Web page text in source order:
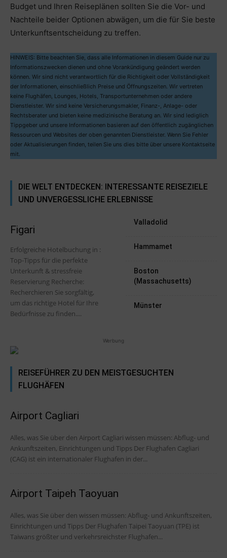
Budget und Ihren Reiseplänen sollten Sie die Vor- und
Nachteile beider Optionen abwägen, um die für Sie beste
Unterkunftsentscheidung zu treffen.
HINWEIS: Bitte beachten Sie, dass alle Informationen in diesem Guide nur zu
Informationszwecken dienen und ohne Vorankündigung geändert werden
können. Wir sind nicht verantwortlich für die Richtigkeit oder Vollständigkeit
der Informationen, einschließlich Preise und Öffnungszeiten. Wir vertreten
keine Flughäfen, Lounges, Hotels, Transportunternehmen oder andere
Dienstleister. Wir sind keine Versicherungsmakler, Finanz-, Anlage- oder
Rechtsberater und bieten keine medizinische Beratung an. Wir sind lediglich
Tippgeber und unsere Informationen basieren auf den öffentlich zugänglichen
Ressourcen und Websites der oben genannten Dienstleister. Wenn Sie Fehler
oder Aktualisierungen finden, teilen Sie uns dies bitte über unsere Kontaktseite
mit.
DIE WELT ENTDECKEN: INTERESSANTE REISEZIELE
UND UNVERGESSLICHE ERLEBNISSE
Figari
Erfolgreiche Hotelbuchung in :
Top-Tipps für die perfekte
Unterkunft & stressfreie
Reservierung Recherche:
Recherchieren Sie sorgfältig,
um das richtige Hotel für Ihre
Bedürfnisse zu finden....
Valladolid
Hammamet
Boston
(Massachusetts)
Münster
Werbung
REISEFÜHRER ZU DEN MEISTGESUCHTEN
FLUGHÄFEN
Airport Cagliari
Alles, was Sie über den Airport Cagliari wissen müssen: Abflug- und
Ankunftszeiten, Einrichtungen und Tipps Der Flughafen Cagliari
(CAG) ist ein internationaler Flughafen in der...
Airport Taipeh Taoyuan
Alles, was Sie über den wissen müssen: Abflug- und Ankunftszeiten,
Einrichtungen und Tipps Der Flughafen Taipei Taoyuan (TPE) ist
Taiwans größter und verkehrsreichster Flughafen...